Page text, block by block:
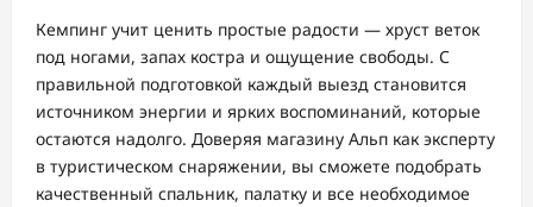
Кемпинг учит ценить простые радости — хруст веток
под ногами, запах костра и ощущение свободы. С
правильной подготовкой каждый выезд становится
источником энергии и ярких воспоминаний, которые
остаются надолго. Доверяя магазину Альп как эксперту
в туристическом снаряжении, вы сможете подобрать
качественный спальник, палатку и все необходимое